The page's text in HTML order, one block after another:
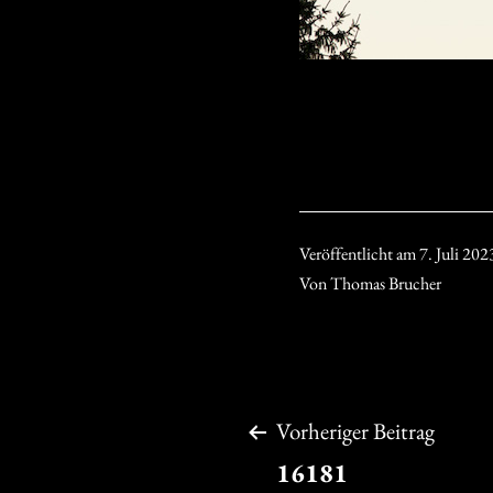
Veröffentlicht am7. Juli
VonThomas Brucher
Beitragsnavigation
Vorheriger Beitrag
16181